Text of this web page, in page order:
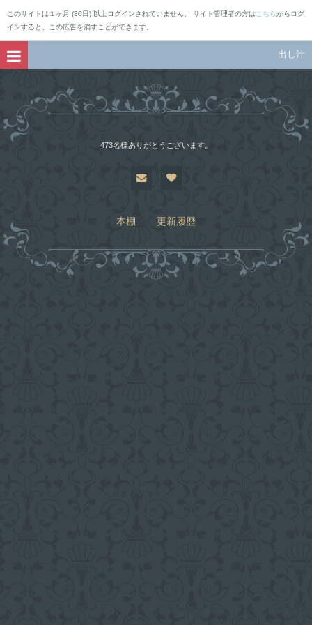
このサイトは１ヶ月 (30日) 以上ログインされていません。 サイト管理者の方は こちらからログ
インすると、この広告を消すことができます。
出し汁
473名様ありがとうございます。
本棚 更新履歴